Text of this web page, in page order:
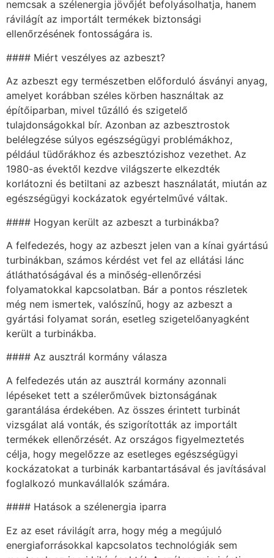
nemcsak a szélenergia jövőjét befolyásolhatja, hanem
rávilágít az importált termékek biztonsági
ellenőrzésének fontosságára is.
#### Miért veszélyes az azbeszt?
Az azbeszt egy természetben előforduló ásványi anyag,
amelyet korábban széles körben használtak az
építőiparban, mivel tűzálló és szigetelő
tulajdonságokkal bír. Azonban az azbesztrostok
belélegzése súlyos egészségügyi problémákhoz,
például tüdőrákhoz és azbesztózishoz vezethet. Az
1980-as évektől kezdve világszerte elkezdték
korlátozni és betiltani az azbeszt használatát, miután az
egészségügyi kockázatok egyértelművé váltak.
#### Hogyan került az azbeszt a turbinákba?
A felfedezés, hogy az azbeszt jelen van a kínai gyártású
turbinákban, számos kérdést vet fel az ellátási lánc
átláthatóságával és a minőség-ellenőrzési
folyamatokkal kapcsolatban. Bár a pontos részletek
még nem ismertek, valószínű, hogy az azbeszt a
gyártási folyamat során, esetleg szigetelőanyagként
került a turbinákba.
#### Az ausztrál kormány válasza
A felfedezés után az ausztrál kormány azonnali
lépéseket tett a szélerőművek biztonságának
garantálása érdekében. Az összes érintett turbinát
vizsgálat alá vonták, és szigorították az importált
termékek ellenőrzését. Az országos figyelmeztetés
célja, hogy megelőzze az esetleges egészségügyi
kockázatokat a turbinák karbantartásával és javításával
foglalkozó munkavállalók számára.
#### Hatások a szélenergia iparra
Ez az eset rávilágít arra, hogy még a megújuló
energiaforrásokkal kapcsolatos technológiák sem